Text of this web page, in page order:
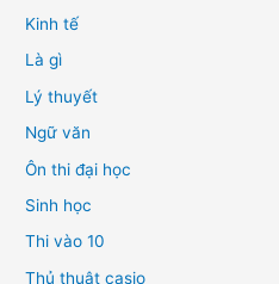
Kinh tế
Là gì
Lý thuyết
Ngữ văn
Ôn thi đại học
Sinh học
Thi vào 10
Thủ thuật casio